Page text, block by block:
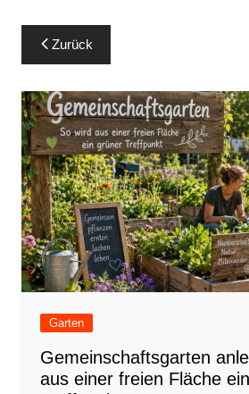
Beitragsnavigation
Zurück
Garten
Gemeinschaftsgarten
aus einer freien Fläche